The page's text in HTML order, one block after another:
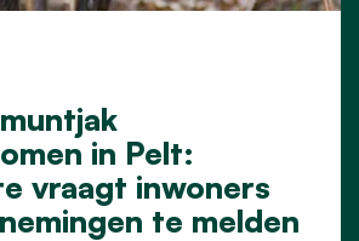
in Pelt:
vraagt inwoners
te melden